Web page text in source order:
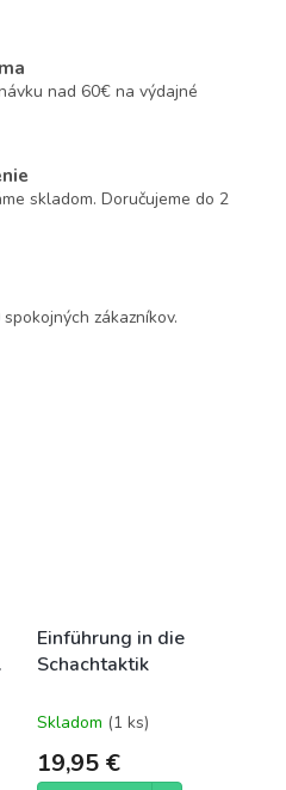
nad 60€ na výdajné
skladom. Doručujeme do 2
zákazníkov.
Einführung in die
Schachtaktik
Skladom (1 ks)
19,95 €